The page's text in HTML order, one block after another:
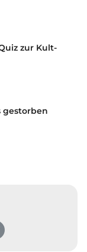
zur Kult-
gestorben